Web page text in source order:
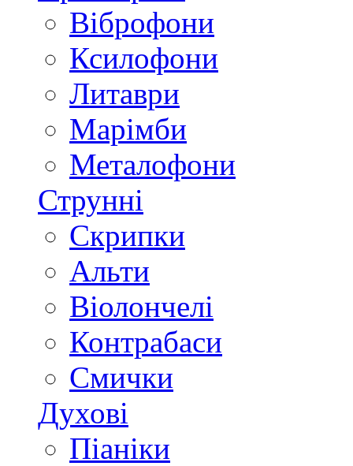
Віброфони
Ксилофони
Литаври
Марімби
Металофони
Струнні
Скрипки
Альти
Віолончелі
Контрабаси
Смички
Духові
Піаніки